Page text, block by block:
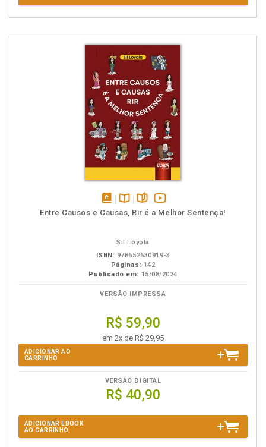
disponívelDisponível
páginasvídeo
Entre Causos e Causas, Rir é a Melhor Sentença!
Sil Loyola
ISBN: 978652630919-3
Páginas: 142
Publicado em: 15/08/2024
VERSÃO IMPRESSA
R$ 59,90
em 2x de R$ 29,95
ADICIONAR AO
CARRINHO
VERSÃO DIGITAL
R$ 40,90
ADICIONAR EBOOK
AO CARRINHO